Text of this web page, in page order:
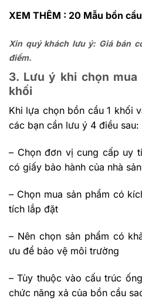
XEM THÊM : 20 Mẫu bồn
Xin quý khách lưu ý: Giá bán
điểm.
3. Lưu ý khi chọn
khối
Khi lựa chọn bồn cầu 1 khối
các bạn cần lưu ý 4 điều sau:
– Chọn đơn vị cung cấp uy
có giấy bảo hành của nhà
– Chọn mua sản phẩm có
tích lắp đặt
– Nên chọn sản phẩm có
ưu để bảo vệ môi trường
– Tùy thuộc vào cấu trúc
chức năng xả của bồn cầu